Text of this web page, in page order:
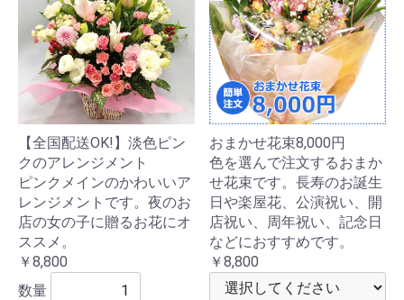
【全国配送OK!】淡色ピン
クのアレンジメント
ピンクメインのかわいいア
レンジメントです。夜のお
店の女の子に贈るお花にオ
ススメ。
￥8,800
数量
おまかせ花束8,000円
色を選んで注文するおまか
せ花束です。長寿のお誕生
日や楽屋花、公演祝い、開
店祝い、周年祝い、記念日
などにおすすめです。
￥8,800